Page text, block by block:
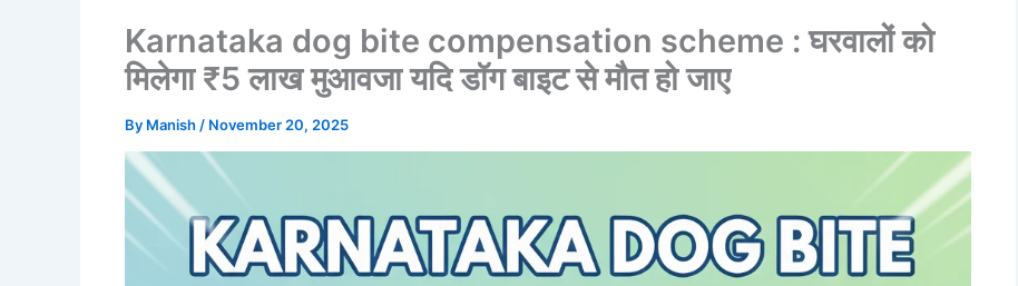
Karnataka dog bite compensation scheme : घरवालों को
मिलेगा ₹5 लाख मुआवजा यदि डॉग बाइट से मौत हो जाए
By Manish / November 20, 2025